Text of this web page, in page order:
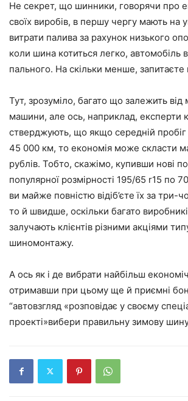
Не секрет, що шинники, говорячи про
своїх виробів, в першу чергу мають на
витрати палива за рахунок низького
коли шина котиться легко, автомобіль
пального. На скільки менше, запитаєте
Тут, зрозуміло, багато що залежить від
машини, але ось, наприклад, експерти
стверджують, що якщо середній
45 000 км, то економія може скласти
рублів. Тобто, скажімо, купивши нові
популярної розмірності 195/65 r15 по
ви майже повністю відіб’єте їх за три-
то й швидше, оскільки багато
залучають клієнтів різними акціями
шиномонтажу.
А ось як і де вибрати найбільш
отримавши при цьому ще й приємні
“автовзгляд «розповідає у своєму
проекті»вибери правильну зимову